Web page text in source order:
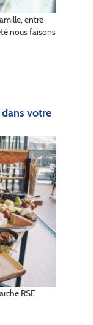
entre
nous faisons
votre
RSE